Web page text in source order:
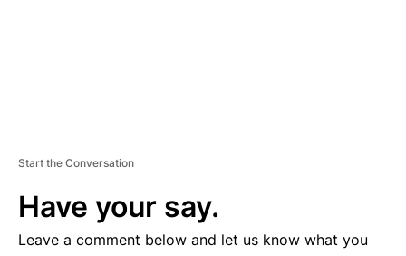
Start the Conversation
Have your say.
Leave a comment below and let us know what you